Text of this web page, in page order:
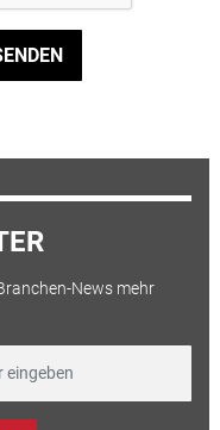
News mehr